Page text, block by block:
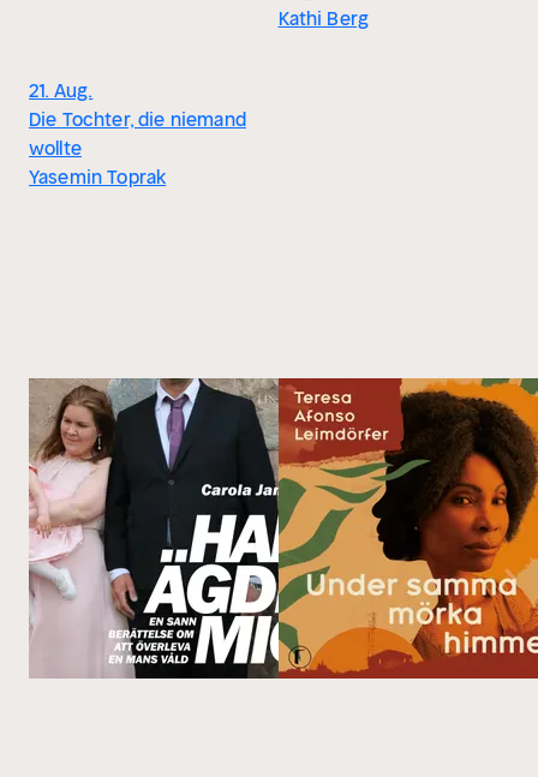
21. Aug.
Die Tochter, die niemand
wollte
Yasemin Toprak
Kathi Berg